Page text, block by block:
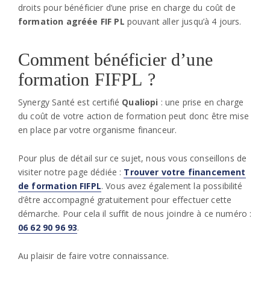
droits pour bénéficier d’une prise en charge du coût de
formation agréée FIF PL pouvant aller jusqu’à 4 jours.
Comment bénéficier d’une
formation FIFPL ?
Synergy Santé est certifié Qualiopi : une prise en charge
du coût de votre action de formation peut donc être mise
en place par votre organisme financeur.
Pour plus de détail sur ce sujet, nous vous conseillons de
visiter notre page dédiée : Trouver votre financement
de formation FIFPL. Vous avez également la possibilité
d’être accompagné gratuitement pour effectuer cette
démarche. Pour cela il suffit de nous joindre à ce numéro :
06 62 90 96 93.
Au plaisir de faire votre connaissance.